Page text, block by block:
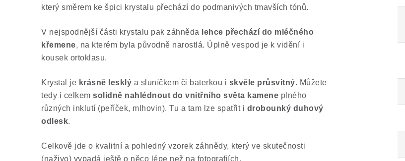
který směrem ke špici krystalu přechází do podmanivých tmavších tónů.
V nejspodnější části krystalu pak záhněda
lehce přechází do mléčného
křemene, na kterém byla původně narostlá. Úplně vespod je k vidění i
kousek ortoklasu.
Krystal je krásně lesklý a sluníčkem či baterkou i skvěle průsvitný. Můžete
tedy i celkem solidně nahlédnout do vnitřního světa kamene plného
různých inklutí (peříček, mlhovin). Tu a tam lze spatřit i drobounký duhový
odlesk.
Celkově jde o kvalitní a pohledný vzorek záhnědy, který ve skutečnosti
(naživo) vypadá ještě o něco lépe než na fotografiích.